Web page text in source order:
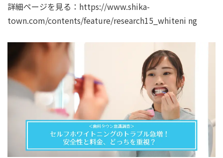
詳細ページを見る： https://www.shika-
town.com/contents/feature/research15_whiteni ng